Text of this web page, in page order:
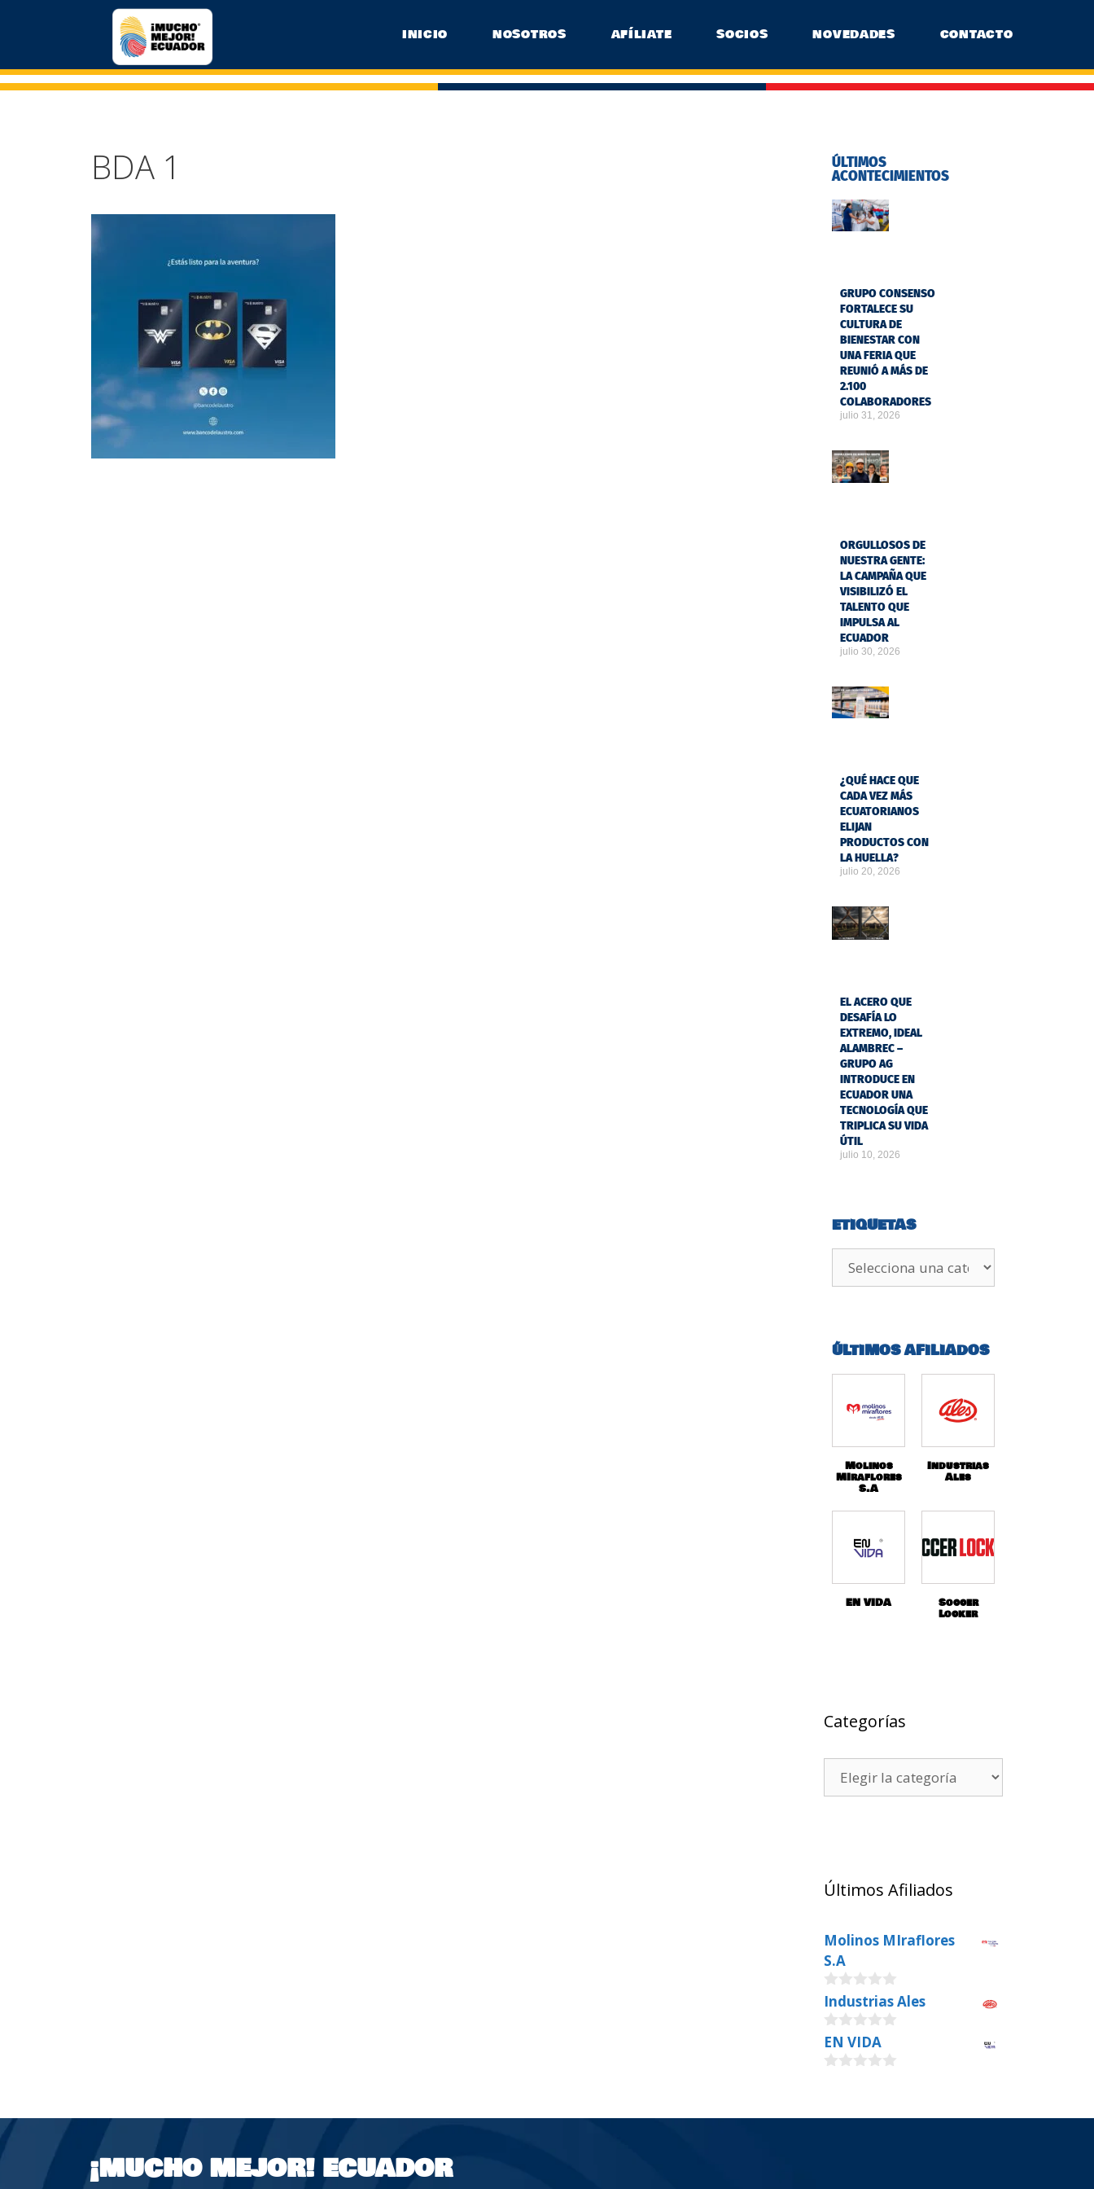
INICIO NOSOTROS AFÍLIATE SOCIOS NOVEDADES CONTACTO
BDA 1
ÚLTIMOS
ACONTECIMIENTOS
GRUPO CONSENSO
FORTALECE SU
CULTURA DE
BIENESTAR CON
UNA FERIA QUE
REUNIÓ A MÁS DE
2.100
COLABORADORES
julio 31, 2026
ORGULLOSOS DE
NUESTRA GENTE:
LA CAMPAÑA QUE
VISIBILIZÓ EL
TALENTO QUE
IMPULSA AL
ECUADOR
julio 30, 2026
¿QUÉ HACE QUE
CADA VEZ MÁS
ECUATORIANOS
ELIJAN
PRODUCTOS CON
LA HUELLA?
julio 20, 2026
EL ACERO QUE
DESAFÍA LO
EXTREMO, IDEAL
ALAMBREC –
GRUPO AG
INTRODUCE EN
ECUADOR UNA
TECNOLOGÍA QUE
TRIPLICA SU VIDA
ÚTIL
julio 10, 2026
ETIQUETAS
ÚLTIMOS AFILIADOS
Molinos
MIraflores
S.A
Industrias
Ales
EN VIDA Soccer
Locker
Categorías
Últimos Afiliados
Molinos MIraflores
S.A
0
o
u
t
o
f
Industrias Ales
0
o
u
5
EN VIDA
t
¡MUCHO MEJOR! ECUADOR